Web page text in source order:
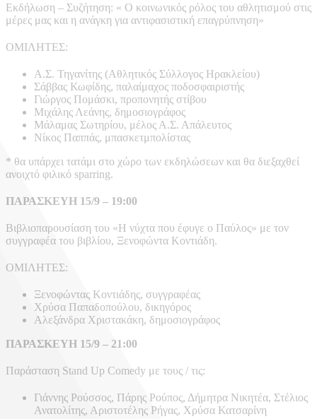
Εκδήλωση – Συζήτηση: « Ο κοινωνικός ρόλος του αθλητισμού στις
μέρες μας και η ανάγκη για αντιφασιστική επαγρύπνηση»
ΟΜΙΛΗΤΕΣ:
Α.Σ. Τηγανίτης (Αθλητικός Σύλλογος Ηρακλείου)
Σάββας Κωφίδης, παλαίμαχος ποδοσφαιριστής
Γιώργος Πομάσκι, προπονητής στίβου
Μιχάλης Λεάνης, δημοσιογράφος
Μάλαμας Σωτηρίου, μέλος Α.Σ. Απάλευτος
Νίκος Παππάς, μπασκετμπολίστας
* θα υπάρχει τατάμι στο χώρο των εκδηλώσεων και θα διεξαχθεί
ανοιχτό φιλικό sparring.
ΠΑΡΑΣΚΕΥΗ 15/9 – 19:00
Βιβλιοπαρουσίαση του «Η νύχτα που έφυγε ο Παύλος» με τον
συγγραφέα του βιβλίου, Ξενοφώντα Κοντιάδη.
ΟΜΙΛΗΤΕΣ:
Ξενοφώντας Κοντιάδης, συγγραφέας
Χρύσα Παπαδοπούλου, δικηγόρος
Αλεξάνδρα Χριστακάκη, δημοσιογράφος
ΠΑΡΑΣΚΕΥΗ 15/9 – 21:00
Παράσταση Stand Up Comedy με τους / τις:
Γιάννης Ρούσσος, Πάρης Ρούπος, Δήμητρα Νικητέα, Στέλιος
Ανατολίτης, Αριστοτέλης Ρήγας, Χρύσα Κατσαρίνη